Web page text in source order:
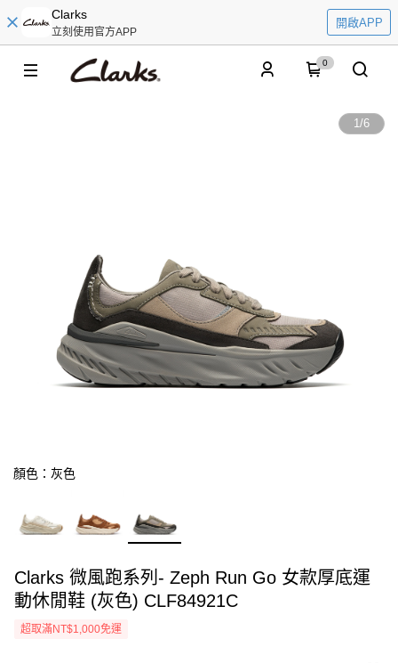
Clarks
立刻使用官方APP
開啟APP
0
1/6
顏色：灰色
Clarks 微風跑系列- Zeph Run Go 女款厚底運
動休閒鞋 (灰色) CLF84921C
超取滿NT$1,000免運